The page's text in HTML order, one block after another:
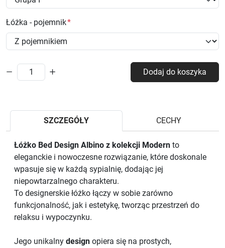
Łóżka - pojemnik
Dodaj do koszyka
SZCZEGÓŁY CECHY
Łóżko Bed Design Albino z kolekcji Modern to
eleganckie i nowoczesne rozwiązanie, które doskonale
wpasuje się w każdą sypialnię, dodając jej
niepowtarzalnego charakteru.
To designerskie łóżko łączy w sobie zarówno
funkcjonalność, jak i estetykę, tworząc przestrzeń do
relaksu i wypoczynku.
Jego unikalny design opiera się na prostych,